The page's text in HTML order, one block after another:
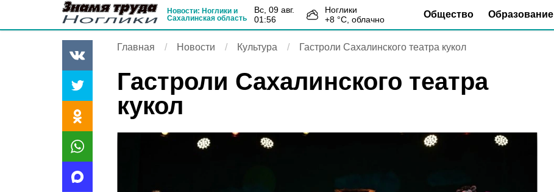
Новости: Ноглики и
Сахалинская область
вс, 09 авг.
01:56
Ноглики
+8 °С, облачно Общество Образование
Главная Новости Культура Гастроли Сахалинского театра кукол
Гастроли Сахалинского театра
кукол